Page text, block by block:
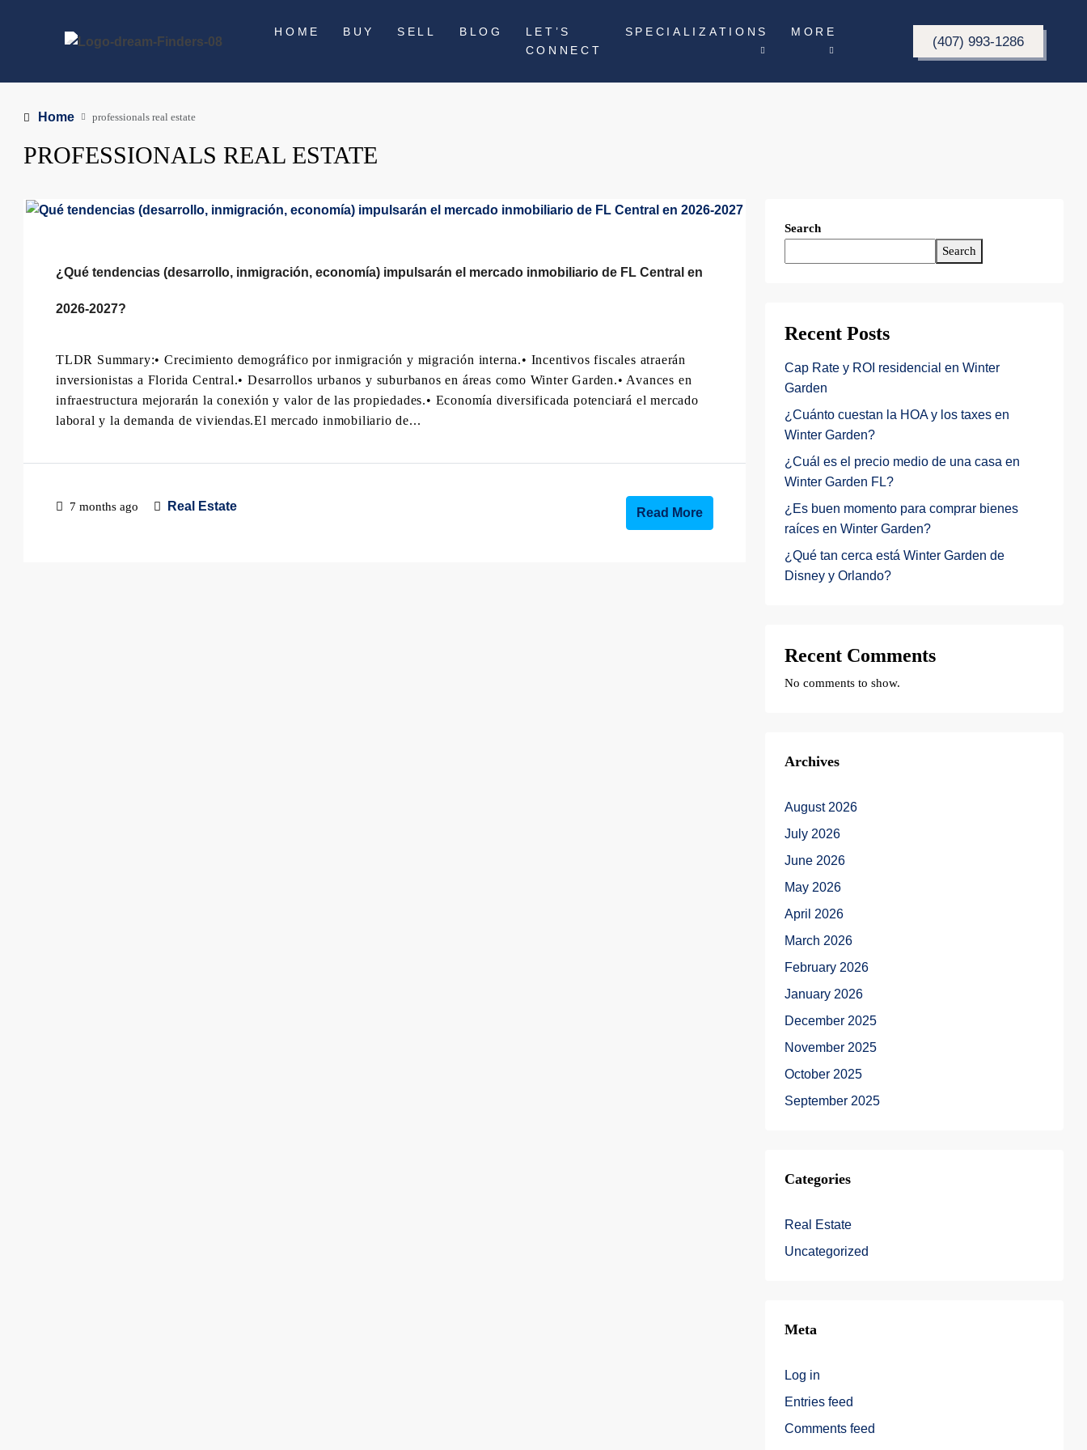
HOME BUY SELL BLOG
LET’S
CONNECT
SPECIALIZATIONS MORE
(407) 993-1286
Home professionals real estate
PROFESSIONALS REAL ESTATE
¿Qué tendencias (desarrollo, inmigración, economía) impulsarán el mercado inmobiliario de FL Central en
2026-2027?
TLDR Summary:• Crecimiento demográfico por inmigración y migración interna.• Incentivos fiscales atraerán
inversionistas a Florida Central.• Desarrollos urbanos y suburbanos en áreas como Winter Garden.• Avances en
infraestructura mejorarán la conexión y valor de las propiedades.• Economía diversificada potenciará el mercado
laboral y la demanda de viviendas.El mercado inmobiliario de...
7 months ago Real Estate Read More
Search
Search
Recent Posts
Cap Rate y ROI residencial en Winter
Garden
¿Cuánto cuestan la HOA y los taxes en
Winter Garden?
¿Cuál es el precio medio de una casa en
Winter Garden FL?
¿Es buen momento para comprar bienes
raíces en Winter Garden?
¿Qué tan cerca está Winter Garden de
Disney y Orlando?
Recent Comments
No comments to show.
Archives
August 2026
July 2026
June 2026
May 2026
April 2026
March 2026
February 2026
January 2026
December 2025
November 2025
October 2025
September 2025
Categories
Real Estate
Uncategorized
Meta
Log in
Entries feed
Comments feed